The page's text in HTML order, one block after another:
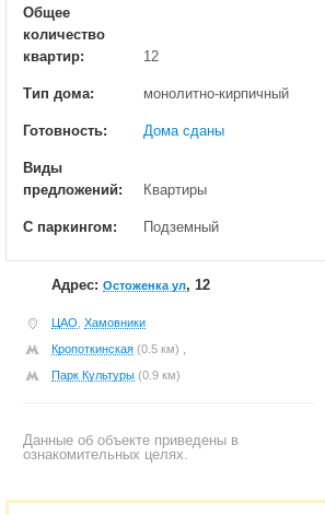
Общее
количество
квартир:
12
Тип дома: монолитно-кирпичный
Готовность: Дома сданы
Виды
предложений:
Квартиры
С паркингом: Подземный
Адрес: Остоженка ул, 12
ЦАО Хамовники
Кропоткинская (0.5 км) ,
Парк Культуры (0.9 км)
Данные об объекте приведены в
ознакомительных целях.